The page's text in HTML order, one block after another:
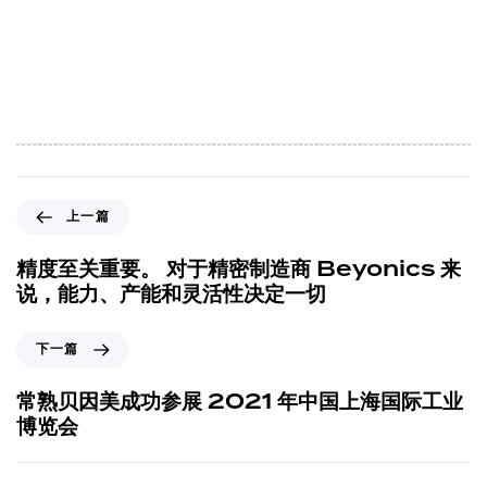
上一篇
精度至关重要。 对于精密制造商 Beyonics 来
说，能力、产能和灵活性决定一切
下一篇
常熟贝因美成功参展 2021 年中国上海国际工业
博览会